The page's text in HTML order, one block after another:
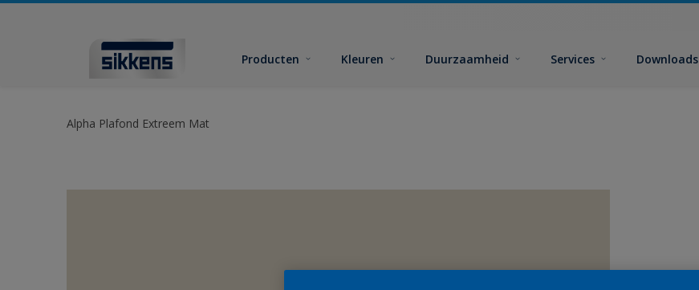
Producten Kleuren Duurzaamheid Services Downloads
Alpha Plafond Extreem Mat